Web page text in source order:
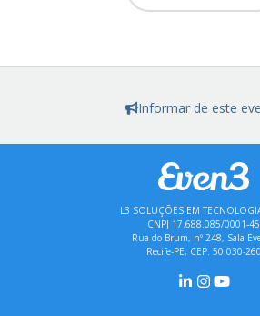
Informar de este
L3 SOLUÇÕES EM
CNPJ 17.688.085/0001-45
Rua do Brum, nº 248, Sala
Recife-PE, CEP: 50.030-260